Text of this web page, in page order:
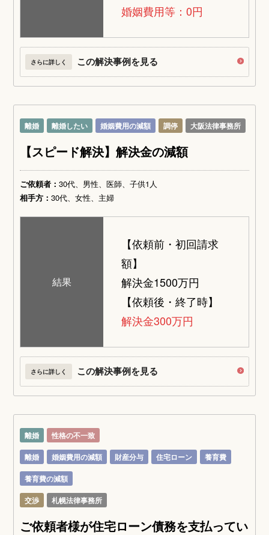
婚姻費用等：0円
さらに詳しく この解決事例を見る
離婚 離婚したい 婚姻費用の減額 調停 大阪法律事務所
【スピード解決】解決金の減額
ご依頼者：30代、男性、医師、子供1人
相手方：30代、女性、主婦
結果
【依頼前・初回請求
額】
解決金1500万円
【依頼後・終了時】
解決金300万円
さらに詳しく この解決事例を見る
離婚
性格の不一致
離婚
婚姻費用の減額 財産分与 住宅ローン
養育費
養育費の減額
交渉
札幌法律事務所
ご依頼者様が住宅ローン債務を支払ってい